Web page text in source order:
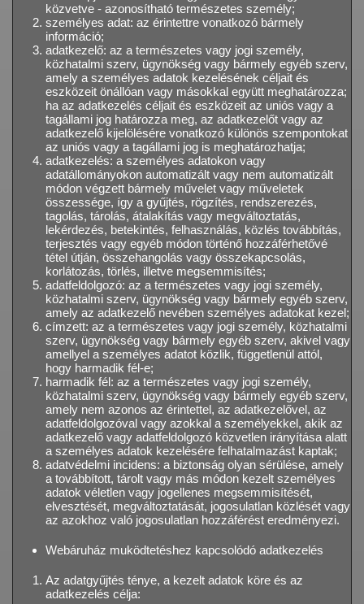
közvetve - azonosítható természetes személy;
személyes adat: az érintettre vonatkozó bármely
információ;
adatkezelő: az a természetes vagy jogi személy,
közhatalmi szerv, ügynökség vagy bármely egyéb szerv,
amely a személyes adatok kezelésének céljait és
eszközeit önállóan vagy másokkal együtt meghatározza;
ha az adatkezelés céljait és eszközeit az uniós vagy a
tagállami jog határozza meg, az adatkezelőt vagy az
adatkezelő kijelölésére vonatkozó különös szempontokat
az uniós vagy a tagállami jog is meghatározhatja;
adatkezelés: a személyes adatokon vagy
adatállományokon automatizált vagy nem automatizált
módon végzett bármely művelet vagy műveletek
összessége, így a gyűjtés, rögzítés, rendszerezés,
tagolás, tárolás, átalakítás vagy megváltoztatás,
lekérdezés, betekintés, felhasználás, közlés továbbítás,
terjesztés vagy egyéb módon történő hozzáférhetővé
tétel útján, összehangolás vagy összekapcsolás,
korlátozás, törlés, illetve megsemmisítés;
adatfeldolgozó: az a természetes vagy jogi személy,
közhatalmi szerv, ügynökség vagy bármely egyéb szerv,
amely az adatkezelő nevében személyes adatokat kezel;
címzett: az a természetes vagy jogi személy, közhatalmi
szerv, ügynökség vagy bármely egyéb szerv, akivel vagy
amellyel a személyes adatot közlik, függetlenül attól,
hogy harmadik fél-e;
harmadik fél: az a természetes vagy jogi személy,
közhatalmi szerv, ügynökség vagy bármely egyéb szerv,
amely nem azonos az érintettel, az adatkezelővel, az
adatfeldolgozóval vagy azokkal a személyekkel, akik az
adatkezelő vagy adatfeldolgozó közvetlen irányítása alatt
a személyes adatok kezelésére felhatalmazást kaptak;
adatvédelmi incidens: a biztonság olyan sérülése, amely
a továbbított, tárolt vagy más módon kezelt személyes
adatok véletlen vagy jogellenes megsemmisítését,
elvesztését, megváltoztatását, jogosulatlan közlését vagy
az azokhoz való jogosulatlan hozzáférést eredményezi.
Webáruház muködtetéshez kapcsolódó adatkezelés
Az adatgyűjtés ténye, a kezelt adatok köre és az
adatkezelés célja: